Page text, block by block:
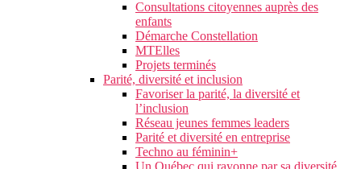
Consultations citoyennes auprès des
enfants
Démarche Constellation
MTElles
Projets terminés
Parité, diversité et inclusion
Favoriser la parité, la diversité et
l’inclusion
Réseau jeunes femmes leaders
Parité et diversité en entreprise
Techno au féminin+
Un Québec qui rayonne par sa diversité